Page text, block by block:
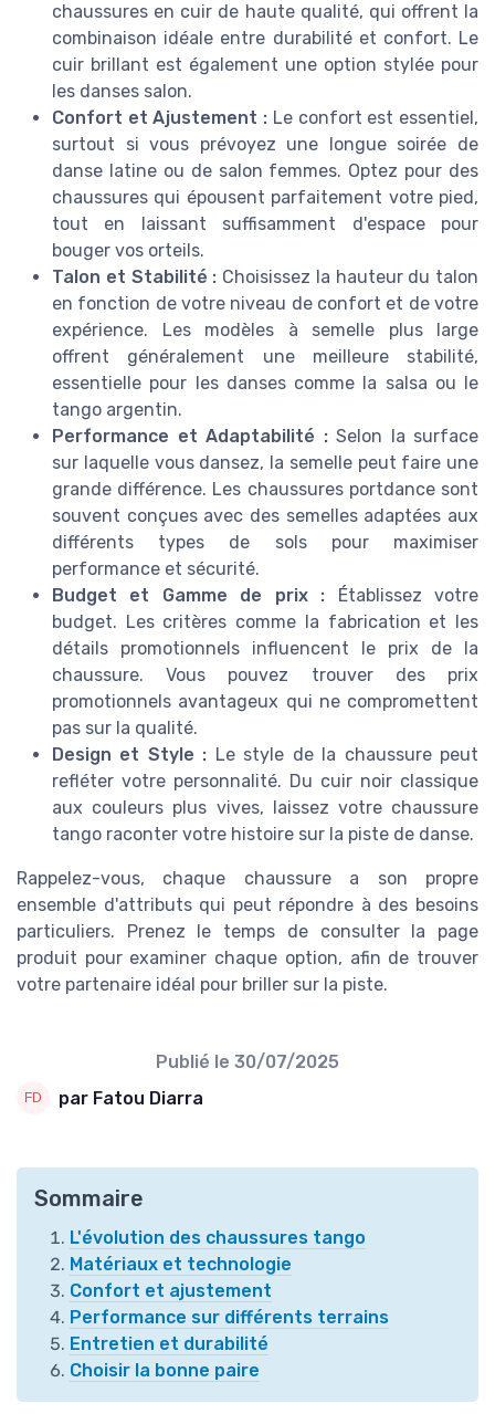
chaussures en cuir de haute qualité, qui offrent la
combinaison idéale entre durabilité et confort. Le
cuir brillant est également une option stylée pour
les danses salon.
Confort et Ajustement : Le confort est essentiel,
surtout si vous prévoyez une longue soirée de
danse latine ou de salon femmes. Optez pour des
chaussures qui épousent parfaitement votre pied,
tout en laissant suffisamment d'espace pour
bouger vos orteils.
Talon et Stabilité : Choisissez la hauteur du talon
en fonction de votre niveau de confort et de votre
expérience. Les modèles à semelle plus large
offrent généralement une meilleure stabilité,
essentielle pour les danses comme la salsa ou le
tango argentin.
Performance et Adaptabilité :Selon la surface
sur laquelle vous dansez, la semelle peut faire une
grande différence. Les chaussures portdance sont
souvent conçues avec des semelles adaptées aux
différents types de sols pour maximiser
performance et sécurité.
Budget et Gamme de prix : Établissez votre
budget. Les critères comme la fabrication et les
détails promotionnels influencent le prix de la
chaussure. Vous pouvez trouver des prix
promotionnels avantageux qui ne compromettent
pas sur la qualité.
Design et Style : Le style de la chaussure peut
refléter votre personnalité. Du cuir noir classique
aux couleurs plus vives, laissez votre chaussure
tango raconter votre histoire sur la piste de danse.
Rappelez-vous, chaque chaussure a son propre
ensemble d'attributs qui peut répondre à des besoins
particuliers. Prenez le temps de consulter la page
produit pour examiner chaque option, afin de trouver
votre partenaire idéal pour briller sur la piste.
Publié le 30/07/2025
par Fatou Diarra
Sommaire
L'évolution des chaussures tango
Matériaux et technologie
Confort et ajustement
Performance sur différents terrains
Entretien et durabilité
Choisir la bonne paire